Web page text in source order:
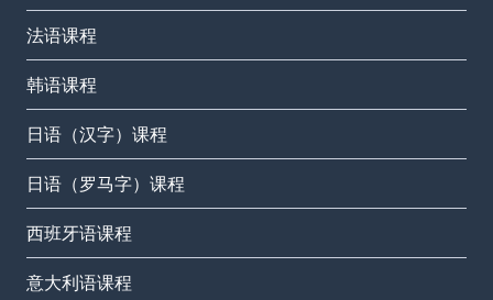
法语课程
韩语课程
日语（汉字）课程
日语（罗马字）课程
西班牙语课程
意大利语课程